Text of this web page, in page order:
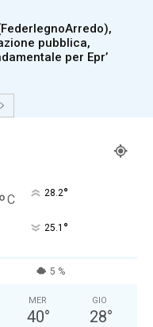
pubblica,
per Epr’
°C 28.2°
25.1 °
5 %
MER
40°
GIO
28°